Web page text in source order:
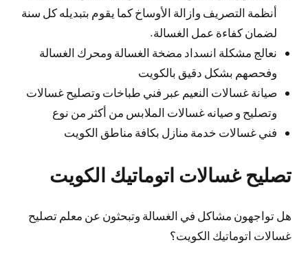
أنظمة التصريف وازالة الأوساخ كما يقوم بتبديله كل سنة
لضمان كفاءة عمل الغسالة.
نعالج مشكلة انسداد مضخة الغسالة ومحرك الغسالة
وفحصهم بشكل دقيق بالكويت
صيانة غسالات النعيم عبر فني طباخات وتصليح غسالات
وتصليح و صيانه غسالات الملابس من أكثر من نوع
فني غسالات خدمة منازل بكافة مناطق الكويت
تصليح غسالات اتوماتيك الكويت
هل تواجهون مشاكل في الغسالة وتبحثون عن معلم تصليح
غسالات اتوماتيك الكويت؟